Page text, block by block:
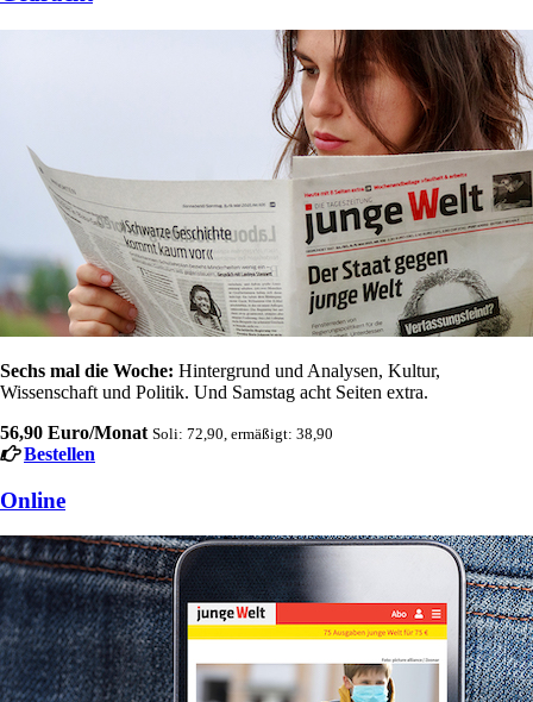
Sechs mal die Woche: Hintergrund und Analysen, Kultur,
Wissenschaft und Politik. Und Samstag acht Seiten extra.
56,90 Euro/Monat Soli: 72,90, ermäßigt: 38,90
Bestellen
Online